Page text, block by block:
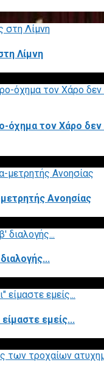
Λίμνη
όχημα τον Χάρο δεν
Ανοησίας
εμείς...